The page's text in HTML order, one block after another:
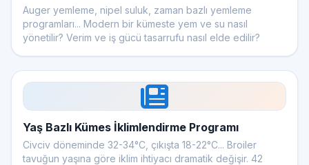
Auger yemleme, nipel suluk, zaman bazlı yemleme
programları... Modern bir kümeste yem ve su nasıl
yönetilir? Verim ve iş gücü tasarrufu nasıl elde edilir?
Yaş Bazlı Kümes İklimlendirme Programı
Civciv döneminde 32-34°C, çıkışta 18-22°C... Broiler
tavuğun yaşına göre iklim ihtiyacı dramatik değişir. 42